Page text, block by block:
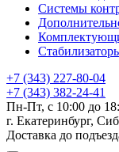
Системы
+7 (343) 227-80-04
+7 (343) 382-24-41
Пн-Пт, с 10:00 до
г. Екатеринбург,
Доставка до